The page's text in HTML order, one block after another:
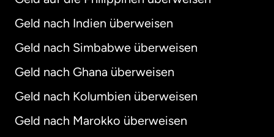
Geld nach Indien überweisen
Geld nach Simbabwe überweisen
Geld nach Ghana überweisen
Geld nach Kolumbien überweisen
Geld nach Marokko überweisen